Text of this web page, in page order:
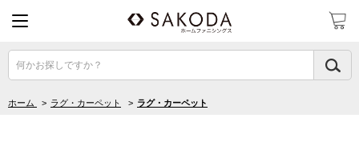
何かお探しですか？
ホーム > ラグ・カーペット > ラグ・カーペット